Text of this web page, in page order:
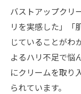
バスト
比較の
バスト
コミ差
自分に
解説
バストアップクリ
リを実感した」「
じていることがわ
よるハリ不足で悩
にクリームを取り
られています。